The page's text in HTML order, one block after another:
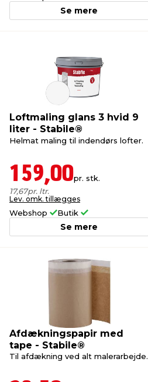
Se mere
Loftmaling glans 3 hvid 9
liter - Stabile®
Helmat maling til indendørs lofter.
159,00pr. stk.
17,67pr. ltr.
Lev. omk. tillægges
Webshop Butik
Se mere
Afdækningspapir med
tape - Stabile®
Til afdækning ved alt malerarbejde.